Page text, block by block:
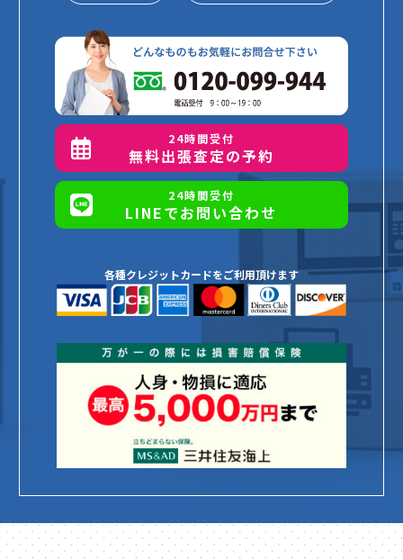
24時間受付
無料出張査定の予約
24時間受付
LINEでお問い合わせ
各種クレジットカードをご利用頂けます